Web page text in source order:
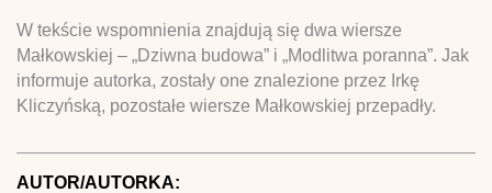
W tekście wspomnienia znajdują się dwa wiersze
Małkowskiej – „Dziwna budowa” i „Modlitwa poranna”. Jak
informuje autorka, zostały one znalezione przez Irkę
Kliczyńską, pozostałe wiersze Małkowskiej przepadły.
AUTOR/AUTORKA: